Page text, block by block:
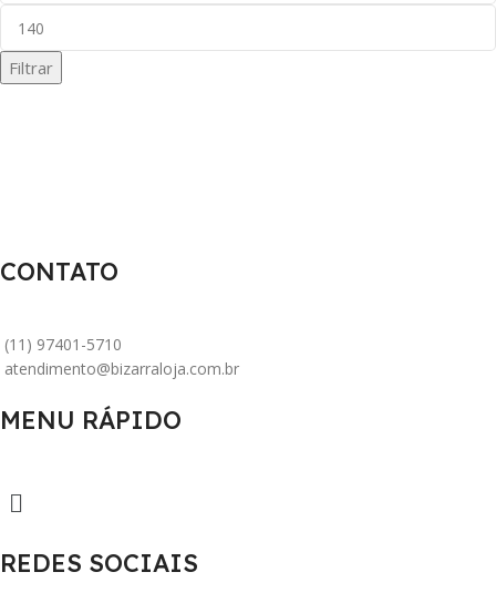
Filtrar
CONTATO
(11) 97401-5710
atendimento@bizarraloja.com.br
MENU RÁPIDO
REDES SOCIAIS